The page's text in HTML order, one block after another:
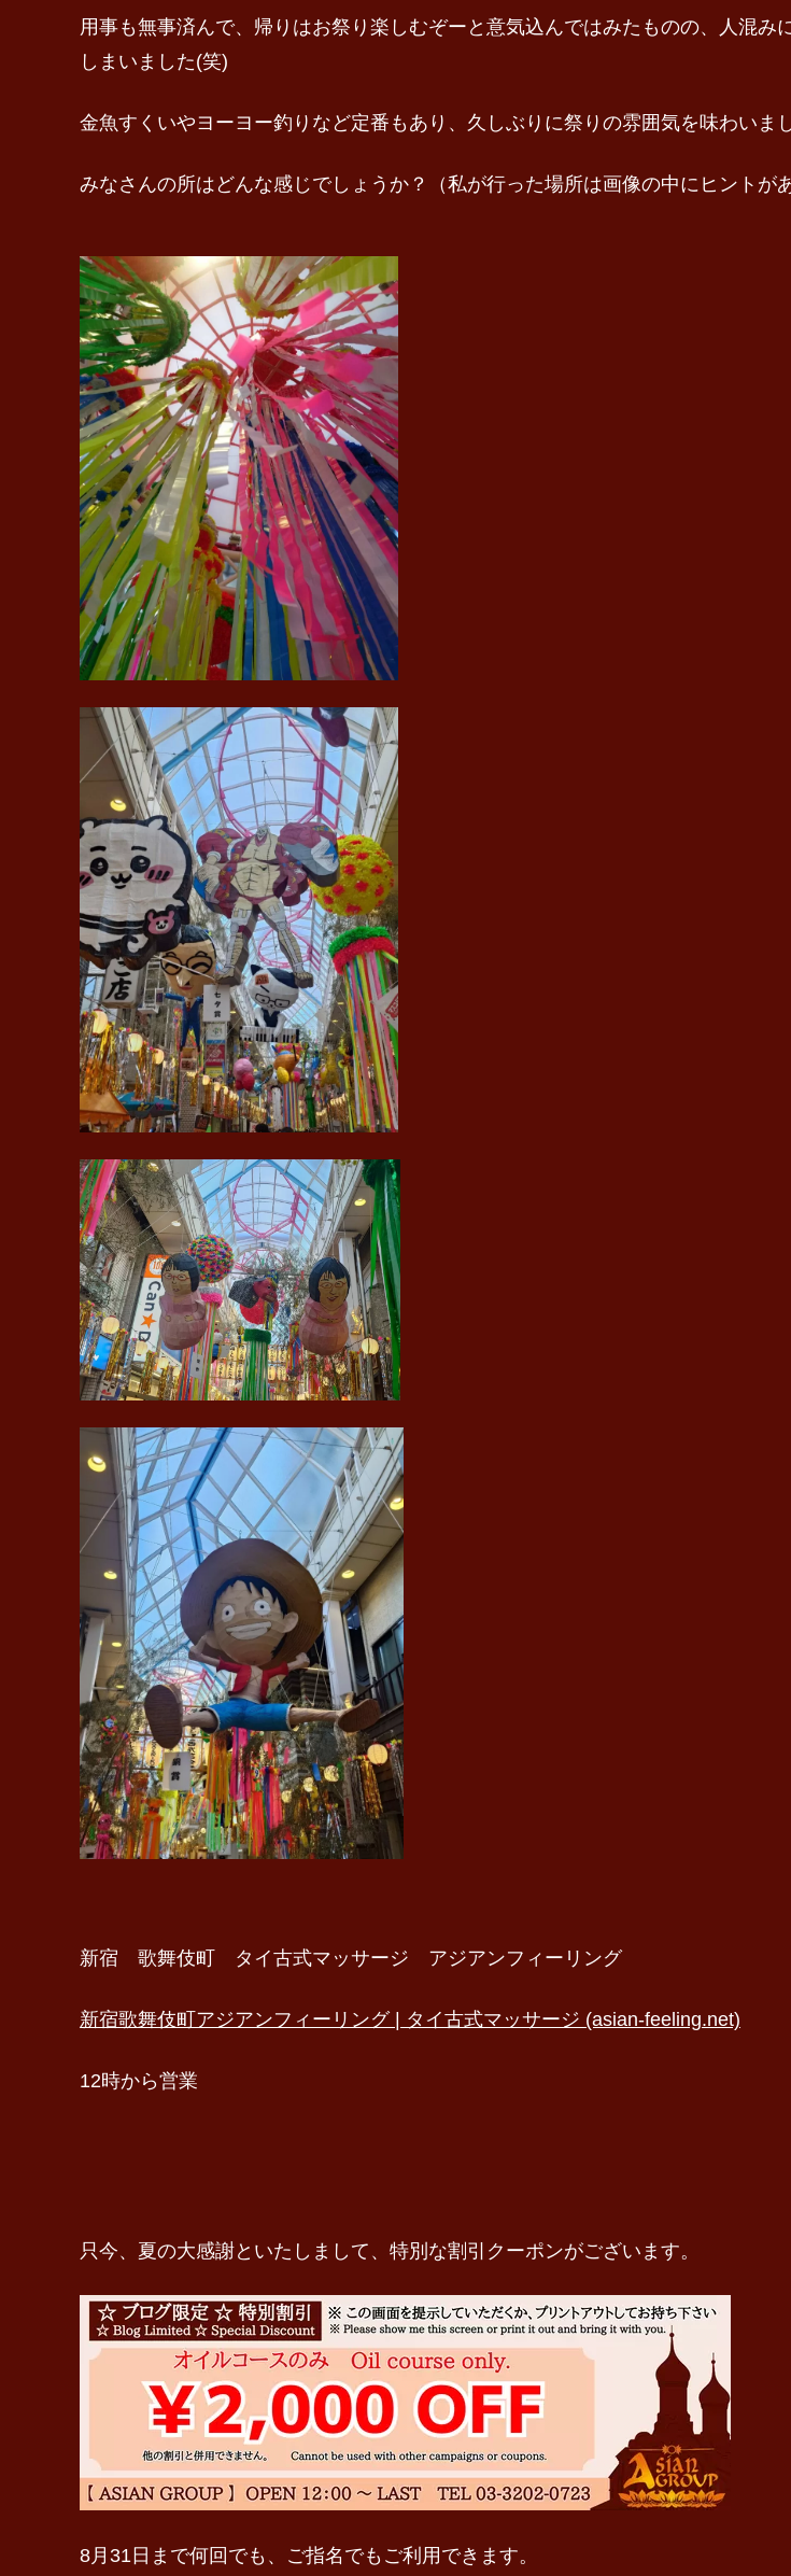
用事も無事済んで、帰りはお祭り楽しむぞーと意気込んではみたものの、人混
しまいました(笑)
金魚すくいやヨーヨー釣りなど定番もあり、久しぶりに祭りの雰囲気を味わいまし
みなさんの所はどんな感じでしょうか？（私が行った場所は画像の中にヒントが
新宿 歌舞伎町 タイ古式マッサージ アジアンフィーリング
新宿歌舞伎町アジアンフィーリング | タイ古式マッサージ (asian-feeling.net)
12時から営業
只今、夏の大感謝といたしまして、特別な割引クーポンがございます。
8月31日まで何回でも、ご指名でもご利用できます。